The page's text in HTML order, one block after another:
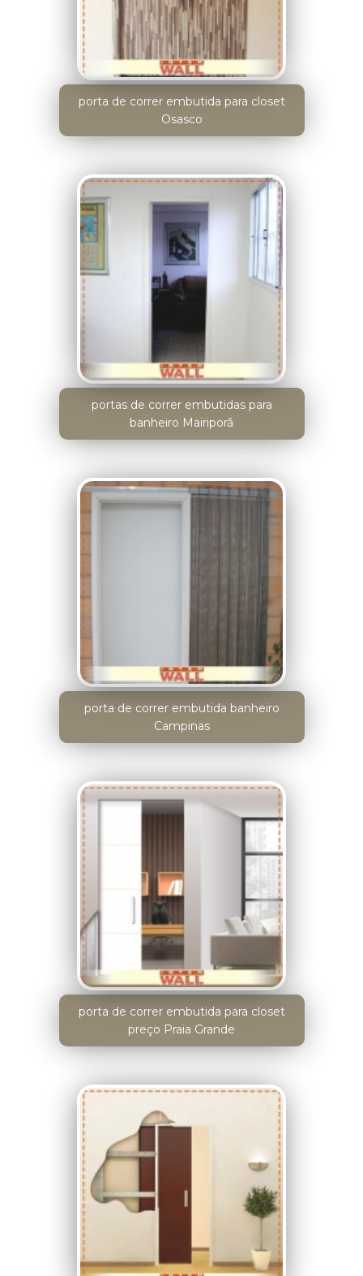
porta de correr embutida para closet
Osasco
portas de correr embutidas para
banheiro Mairiporã
porta de correr embutida banheiro
Campinas
porta de correr embutida para closet
preço Praia Grande